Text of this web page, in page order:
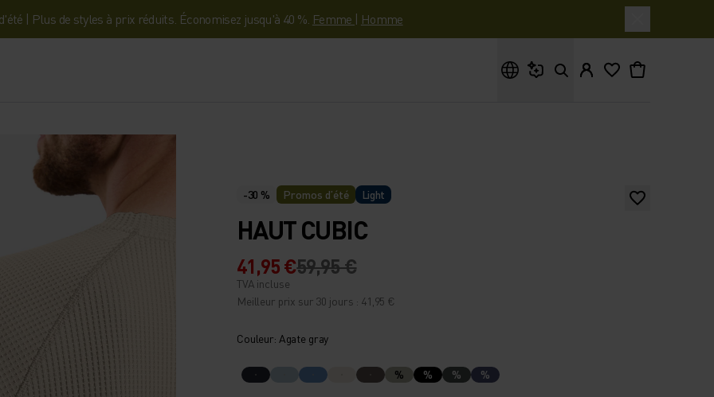
| Plus de styles à prix réduits. Économisez jusqu'à 40 %. Femme | Homme
-30 % Promos d’été Light
HAUT CUBIC
41,95 €59,95 €
TVA incluse
Meilleur prix sur 30 jours : 41,95 €
Couleur: Agate gray
% % % %